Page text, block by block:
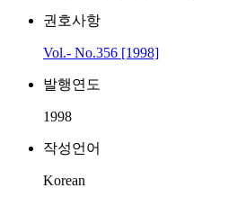
권호사항
Vol.- No.356 [1998]
발행연도
1998
작성언어
Korean